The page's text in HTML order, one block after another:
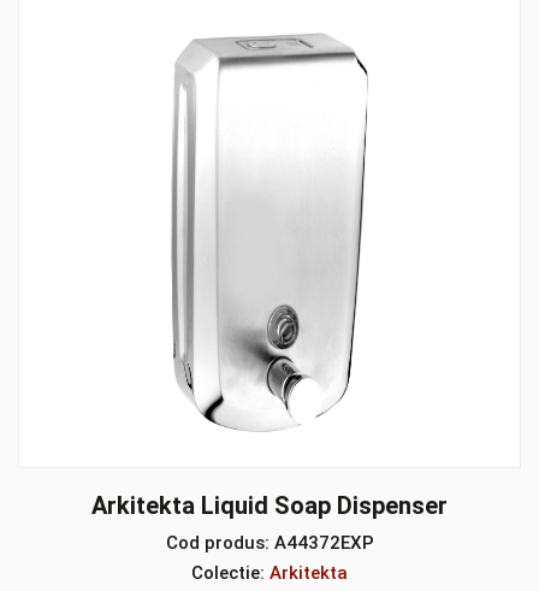
Arkitekta Liquid Soap Dispenser
Cod produs: A44372EXP
Colectie: Arkitekta